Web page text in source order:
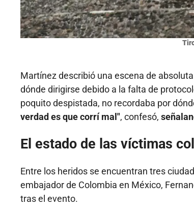
Martínez describió una escena de
dónde dirigirse debido a la falta de
poquito despistada, no recordaba por
verdad es que corrí mal", confesó,
El estado de las víctimas
Entre los heridos se encuentran tres
embajador de Colombia en México,
tras el evento.